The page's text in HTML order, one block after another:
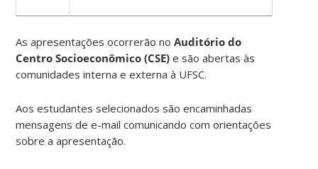
As apresentações ocorrerão noAuditório do
Centro Socioeconômico (CSE) e são abertas às
comunidades interna e externa à UFSC.
Aos estudantes selecionados são encaminhadas
mensagens de e-mail comunicando com orientações
sobre a apresentação.